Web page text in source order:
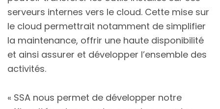
serveurs internes vers le cloud. Cette mise sur
le cloud permettrait notamment de simplifier
la maintenance, offrir une haute disponibilité
et ainsi assurer et développer l’ensemble des
activités.
« SSA nous permet de développer notre